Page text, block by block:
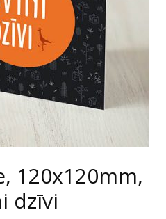
120x120mm,
dzīvi